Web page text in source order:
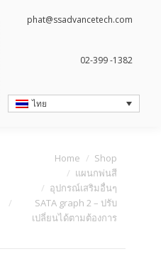
phat@ssadvancetech.com
02-399 -1382
ไทย
You are here:Home
Shop
แผนกพ่นสี
อุปกรณ์เสริมอื่นๆ
SATA graph 2 – ปรับ
เปลี่ยนได้ตามต้องการ